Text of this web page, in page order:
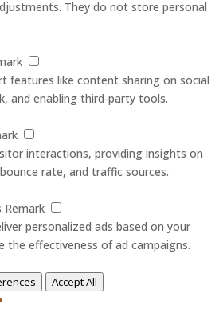
They do not store personal
features like content sharing on social
and enabling third-party tools.
interactions, providing insights on
rate, and traffic sources.
Remark
personalized ads based on your
the effectiveness of ad campaigns.
Accept All